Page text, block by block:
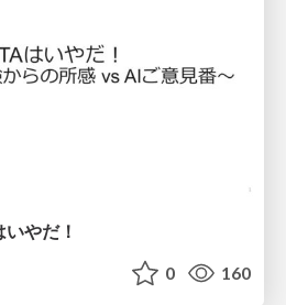
やだ！
0 160